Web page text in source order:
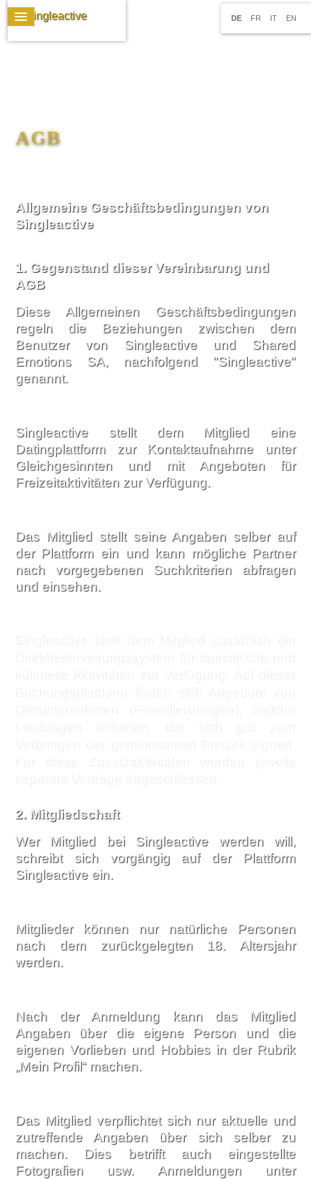
DE FR IT EN
AGB
Allgemeine Geschäftsbedingungen von
Singleactive
1. Gegenstand dieser Vereinbarung und
AGB
Diese Allgemeinen Geschäftsbedingungen
regeln die Beziehungen zwischen dem
Benutzer von Singleactive und Shared
Emotions SA, nachfolgend "Singleactive"
genannt.
Singleactive stellt dem Mitglied eine
Datingplattform zur Kontaktaufnahme unter
Gleichgesinnten und mit Angeboten für
Freizeitaktivitäten zur Verfügung.
Das Mitglied stellt seine Angaben selber auf
der Plattform ein und kann mögliche Partner
nach vorgegebenen Suchkriterien abfragen
und einsehen.
2. Mitgliedschaft
Wer Mitglied bei Singleactive werden will,
schreibt sich vorgängig auf der Plattform
Singleactive ein.
Mitglieder können nur natürliche Personen
nach dem zurückgelegten 18. Altersjahr
werden.
Nach der Anmeldung kann das Mitglied
Angaben über die eigene Person und die
eigenen Vorlieben und Hobbies in der Rubrik
„Mein Profil“ machen.
Das Mitglied verpflichtet sich nur aktuelle und
zutreffende Angaben über sich selber zu
machen. Dies betrifft auch eingestellte
Fotografien usw. Anmeldungen unter